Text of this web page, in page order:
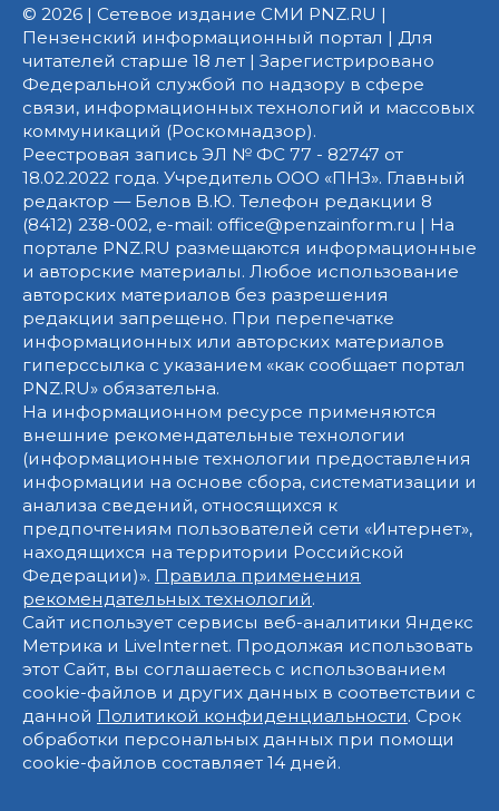
© 2026 | Сетевое издание СМИ PNZ.RU |
Пензенский информационный портал | Для
читателей старше 18 лет | Зарегистрировано
Федеральной службой по надзору в сфере
связи, информационных технологий и массовых
коммуникаций (Роскомнадзор).
Реестровая запись ЭЛ № ФС 77 - 82747 от
18.02.2022 года. Учредитель ООО «ПНЗ». Главный
редактор — Белов В.Ю. Телефон редакции 8
(8412) 238-002, e-mail: office@penzainform.ru | На
портале PNZ.RU размещаются информационные
и авторские материалы. Любое использование
авторских материалов без разрешения
редакции запрещено. При перепечатке
информационных или авторских материалов
гиперссылка с указанием «как сообщает портал
PNZ.RU» обязательна.
На информационном ресурсе применяются
внешние рекомендательные технологии
(информационные технологии предоставления
информации на основе сбора, систематизации и
анализа сведений, относящихся к
предпочтениям пользователей сети «Интернет»,
находящихся на территории Российской
Федерации)». Правила применения
рекомендательных технологий.
Сайт использует сервисы веб-аналитики Яндекс
Метрика и LiveInternet. Продолжая использовать
этот Сайт, вы соглашаетесь с использованием
cookie-файлов и других данных в соответствии с
данной Политикой конфиденциальности. Срок
обработки персональных данных при помощи
cookie-файлов составляет 14 дней.